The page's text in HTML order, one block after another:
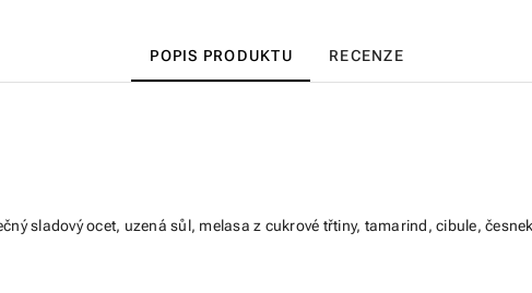
POPIS PRODUKTU RECENZE
sladový ocet, uzená sůl, melasa z cukrové třtiny, tamarind, cibule,